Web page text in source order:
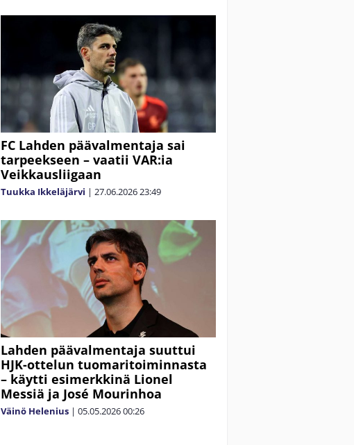
FC Lahden päävalmentaja sai
tarpeekseen – vaatii VAR:ia
Veikkausliigaan
Tuukka Ikkeläjärvi | 27.06.202623:49
Lahden päävalmentaja suuttui
HJK-ottelun tuomaritoiminnasta
– käytti esimerkkinä Lionel
Messiä ja José Mourinhoa
Väinö Helenius | 05.05.202600:26